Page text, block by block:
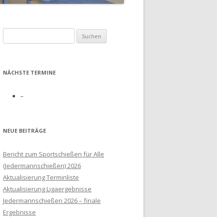
nach:
NÄCHSTE TERMINE
–
NEUE BEITRÄGE
Bericht zum Sportschießen für Alle
(Jedermannschießen) 2026
Aktualisierung Terminliste
Aktualisierung Ligaergebnisse
Jedermannschießen 2026 – finale
Ergebnisse